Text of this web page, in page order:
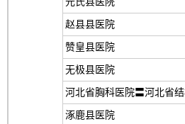
赵县县医院
赞皇县医院
无极县医院
河北省胸科医院〓河北省
涿鹿县医院